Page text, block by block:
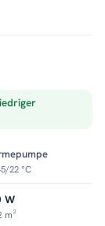
trockene,
Größen und
22 °C
W
m²